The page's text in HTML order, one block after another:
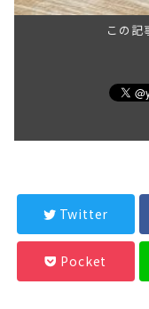
この記
Twitter
Pocket